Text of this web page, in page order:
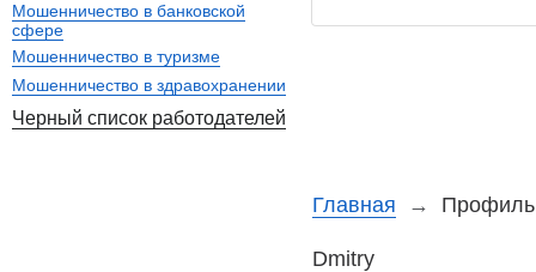
Главная → Профиль
Dmitry
Мошенничество в банковской
сфере
Мошенничество в туризме
Мошенничество в здравохранении
Черный список работодателей